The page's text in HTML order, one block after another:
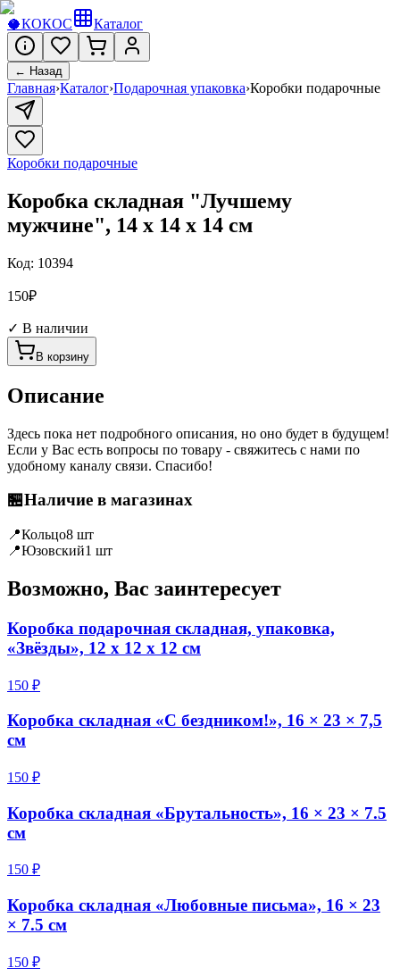
🥥КОКОС Каталог
← Назад
Главная›Каталог›Подарочная упаковка›Коробки подарочные
Коробки подарочные
Коробка складная "Лучшему
мужчине", 14 х 14 х 14 см
Код: 10394
150₽
✓ В наличии
В корзину
Описание
Здесь пока нет подробного описания, но оно будет в будущем!
Если у Вас есть вопросы по товару - свяжитесь с нами по
удобному каналу связи. Спасибо!
🏪Наличие в магазинах
📍Кольцо8 шт
📍Юзовский1 шт
Возможно, Вас заинтересует
Коробка подарочная складная, упаковка,
«Звёзды», 12 х 12 х 12 см
150 ₽
Коробка складная «С бездником!», 16 × 23 × 7,5
см
150 ₽
Коробка складная «Брутальность», 16 × 23 × 7.5
см
150 ₽
Коробка складная «Любовные письма», 16 × 23
× 7.5 см
150 ₽